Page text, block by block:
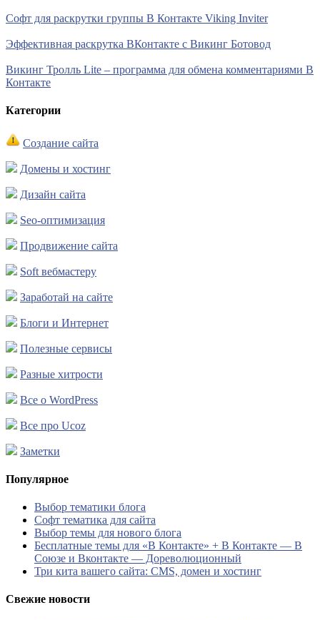
Софт для раскрутки группы В Контакте Viking Inviter
Эффективная раскрутка ВКонтакте с Викинг Ботовод
Викинг Тролль Lite – программа для обмена комментариями В
Контакте
Категории
Создание сайта
Домены и хостинг
Дизайн сайта
Seo-оптимизация
Продвижение сайта
Soft вебмастеру
Заработай на сайте
Блоги и Интернет
Полезные сервисы
Разные хитрости
Все о WordPress
Все про Ucoz
Заметки
Популярное
Выбор тематики блога
Софт тематика для сайта
Выбор темы для нового блога
Бесплатные темы для «В Контакте» + В Контакте — В
Союзе и Вконтакте — Дореволюционный
Три кита вашего сайта: CMS, домен и хостинг
Свежие новости